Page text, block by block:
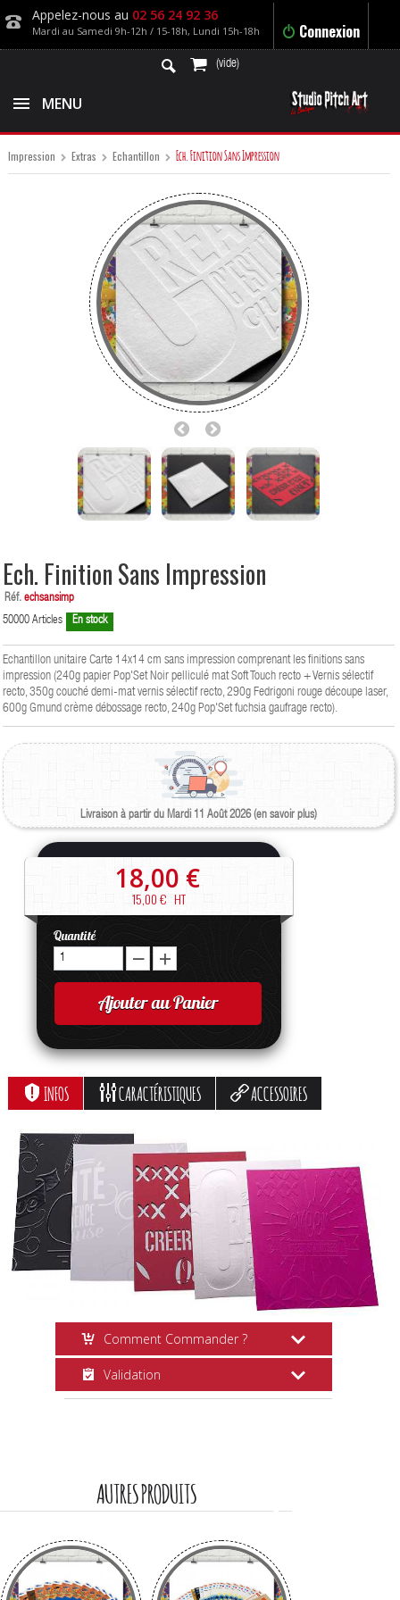
Connexion
Appelez-nous au 02 56 24 92 36
Mardi au Samedi 9h-12h / 15-18h, Lundi 15h-18h
(vide)
MENU
Impression Extras Echantillon Ech. Finition Sans Impression
Ech. Finition Sans Impression
Réf. echsansimp
50000 Articles En stock
Echantillon unitaire Carte 14x14 cm sans impression comprenant les finitions sans
impression (240g papier Pop'Set Noir pelliculé mat Soft Touch recto + Vernis sélectif
recto, 350g couché demi-mat vernis sélectif recto, 290g Fedrigoni rouge découpe laser,
600g Gmund crème débossage recto, 240g Pop'Set fuchsia gaufrage recto).
Livraison à partir du Mardi 11 Août 2026 (en savoir plus)
18,00 €
15,00 € HT
Quantité
Ajouter au Panier
INFOS CARACTÉRISTIQUES ACCESSOIRES
Comment Commander ?
Ajouter au Panier
Validation
commande.
Si vous avez fait une erreur lors de la
commande,Contactez-nousau plus
AUTRES PRODUITS